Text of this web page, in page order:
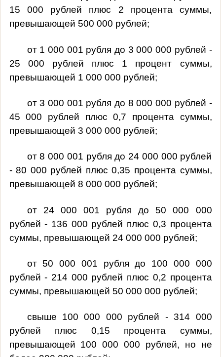
15 000 рублей плюс 2 процента суммы,
превышающей 500 000 рублей;
от 1 000 001 рубля до 3 000 000 рублей -
25 000 рублей плюс 1 процент суммы,
превышающей 1 000 000 рублей;
от 3 000 001 рубля до 8 000 000 рублей -
45 000 рублей плюс 0,7 процента суммы,
превышающей 3 000 000 рублей;
от 8 000 001 рубля до 24 000 000 рублей
- 80 000 рублей плюс 0,35 процента суммы,
превышающей 8 000 000 рублей;
от 24 000 001 рубля до 50 000 000
рублей - 136 000 рублей плюс 0,3 процента
суммы, превышающей 24 000 000 рублей;
от 50 000 001 рубля до 100 000 000
рублей - 214 000 рублей плюс 0,2 процента
суммы, превышающей 50 000 000 рублей;
свыше 100 000 000 рублей - 314 000
рублей плюс 0,15 процента суммы,
превышающей 100 000 000 рублей, но не